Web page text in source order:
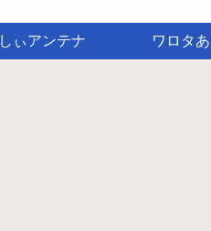
しぃアンテナ ワロタ